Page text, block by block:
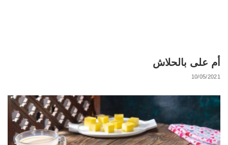
أم على بالحلاش
10/05/2021